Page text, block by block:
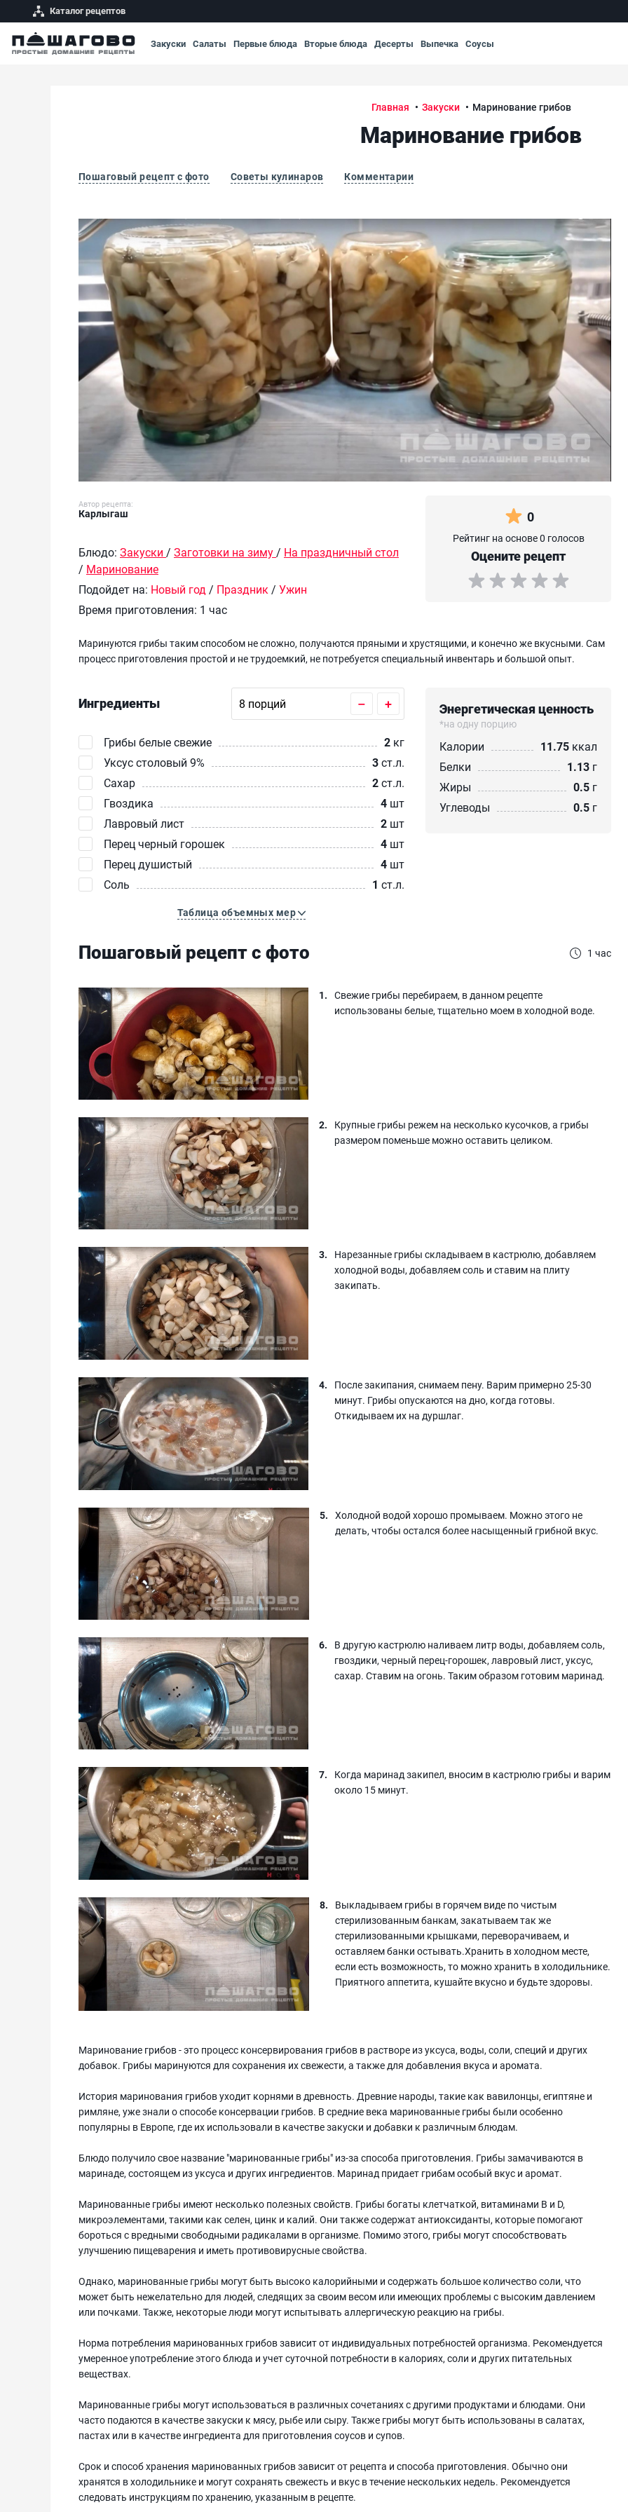
Каталог рецептов
Закуски Салаты Первые блюда Вторые блюда Десерты Выпечка Соусы
Главная Закуски Маринование грибов
Маринование грибов
Пошаговый рецепт с фото Советы кулинаров Комментарии
Маринование грибов
Автор рецепта:
Карлыгаш
Блюдо: Закуски / Заготовки на зиму / На праздничный стол
/ Маринование
Подойдет на: Новый год / Праздник / Ужин
Время приготовления: 1 час
0
Рейтинг на основе 0 голосов
Оцените рецепт
Маринуются грибы таким способом не сложно, получаются пряными и хрустящими, и конечно же вкусными. Сам
процесс приготовления простой и не трудоемкий, не потребуется специальный инвентарь и большой опыт.
Ингредиенты – +
Грибы белые свежие 2 кг
Уксус столовый 9%
3ст.л.
Сахар
2ст.л.
Гвоздика
4 шт
Лавровый лист
2 шт
Перец черный горошек
4 шт
Перец душистый
4 шт
Соль
1 ст.л.
Таблица объемных мер
Энергетическая ценность
*на одну порцию
Калории 11.75 ккал
Белки
1.13 г
Жиры
0.5 г
Углеводы
0.5 г
Пошаговый рецепт с фото 1 час
Свежие грибы перебираем, в данном рецепте
использованы белые, тщательно моем в холодной воде.
Крупные грибы режем на несколько кусочков, а грибы
размером поменьше можно оставить целиком.
Нарезанные грибы складываем в кастрюлю, добавляем
холодной воды, добавляем соль и ставим на плиту
закипать.
После закипания, снимаем пену. Варим примерно 25-30
минут. Грибы опускаются на дно, когда готовы.
Откидываем их на дуршлаг.
Холодной водой хорошо промываем. Можно этого не
делать, чтобы остался более насыщенный грибной вкус.
В другую кастрюлю наливаем литр воды, добавляем соль,
гвоздики, черный перец-горошек, лавровый лист, уксус,
сахар. Ставим на огонь. Таким образом готовим маринад.
Когда маринад закипел, вносим в кастрюлю грибы и варим
около 15 минут.
Выкладываем грибы в горячем виде по чистым
стерилизованным банкам, закатываем так же
стерилизованными крышками, переворачиваем, и
оставляем банки остывать.Хранить в холодном месте,
если есть возможность, то можно хранить в холодильнике.
Приятного аппетита, кушайте вкусно и будьте здоровы.
Маринование грибов - это процесс консервирования грибов в растворе из уксуса, воды, соли, специй и других
добавок. Грибы маринуются для сохранения их свежести, а также для добавления вкуса и аромата.
История маринования грибов уходит корнями в древность. Древние народы, такие как вавилонцы, египтяне и
римляне, уже знали о способе консервации грибов. В средние века маринованные грибы были особенно
популярны в Европе, где их использовали в качестве закуски и добавки к различным блюдам.
Блюдо получило свое название "маринованные грибы" из-за способа приготовления. Грибы замачиваются в
маринаде, состоящем из уксуса и других ингредиентов. Маринад придает грибам особый вкус и аромат.
Маринованные грибы имеют несколько полезных свойств. Грибы богаты клетчаткой, витаминами В и D,
микроэлементами, такими как селен, цинк и калий. Они также содержат антиоксиданты, которые помогают
бороться с вредными свободными радикалами в организме. Помимо этого, грибы могут способствовать
улучшению пищеварения и иметь противовирусные свойства.
Однако, маринованные грибы могут быть высоко калорийными и содержать большое количество соли, что
может быть нежелательно для людей, следящих за своим весом или имеющих проблемы с высоким давлением
или почками. Также, некоторые люди могут испытывать аллергическую реакцию на грибы.
Норма потребления маринованных грибов зависит от индивидуальных потребностей организма. Рекомендуется
умеренное употребление этого блюда и учет суточной потребности в калориях, соли и других питательных
веществах.
Маринованные грибы могут использоваться в различных сочетаниях с другими продуктами и блюдами. Они
часто подаются в качестве закуски к мясу, рыбе или сыру. Также грибы могут быть использованы в салатах,
пастах или в качестве ингредиента для приготовления соусов и супов.
Срок и способ хранения маринованных грибов зависит от рецепта и способа приготовления. Обычно они
хранятся в холодильнике и могут сохранять свежесть и вкус в течение нескольких недель. Рекомендуется
следовать инструкциям по хранению, указанным в рецепте.